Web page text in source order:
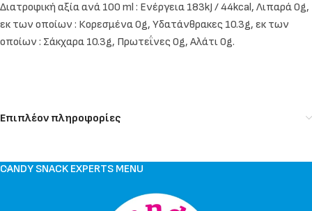
Διατροφική αξία ανά 100 ml : Ενέργεια 183kJ / 44kcal, Λιπαρά 0g,
εκ των οποίων : Κορεσμένα 0g, Υδατάνθρακες 10.3g, εκ των
οποίων : Σάκχαρα 10.3g, Πρωτεΐνες 0g, Αλάτι 0g.
Επιπλέον πληροφορίες
CANDY SNACK EXPERTS MENU